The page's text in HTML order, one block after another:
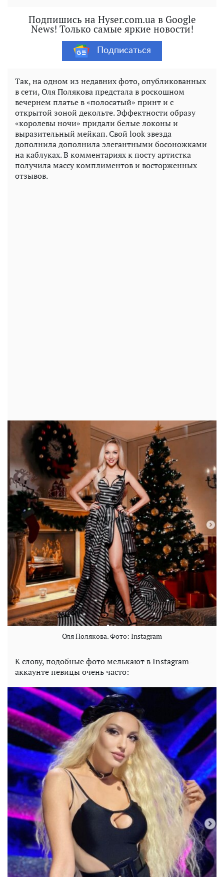
Подпишись на Hyser.com.ua в Google
News! Только самые яркие новости!
Подписаться
Так, на одном из недавних фото, опубликованных
в сети, Оля Полякова предстала в роскошном
вечернем платье в «полосатый» принт и с
открытой зоной декольте. Эффектности образу
«королевы ночи» придали белые локоны и
выразительный мейкап. Свой look звезда
дополнила дополнила элегантными босоножками
на каблуках. В комментариях к посту артистка
получила массу комплиментов и восторженных
отзывов.
Оля Полякова. Фото: Instagram
К слову, подобные фото мелькают в Instagram-
аккаунте певицы очень часто: